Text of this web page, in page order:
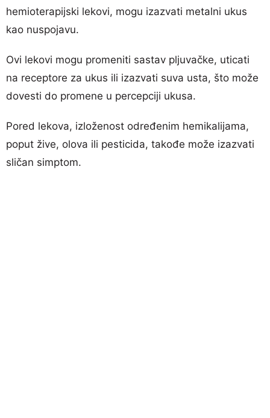
hemioterapijski lekovi, mogu izazvati metalni ukus
kao nuspojavu.
Ovi lekovi mogu promeniti sastav pljuvačke, uticati
na receptore za ukus ili izazvati suva usta, što može
dovesti do promene u percepciji ukusa.
Pored lekova, izloženost određenim hemikalijama,
poput žive, olova ili pesticida, takođe može izazvati
sličan simptom.